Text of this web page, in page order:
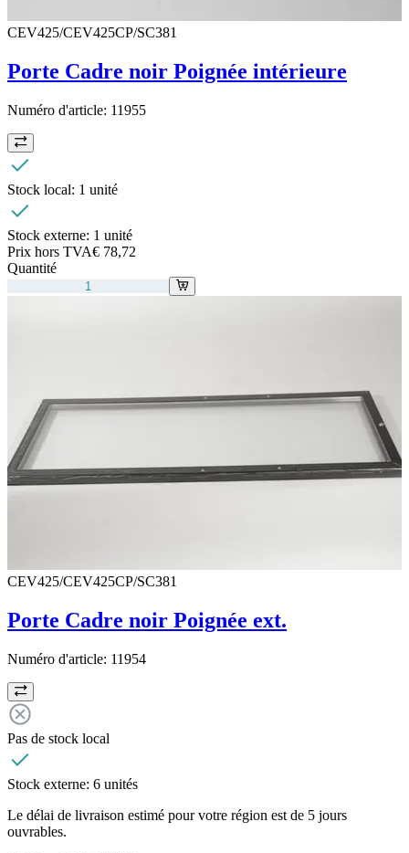
CEV425/CEV425CP/SC381
Porte Cadre noir Poignée intérieure
Numéro d'article: 11955
Stock local: 1 unité
Stock externe: 1 unité
Prix hors TVA€ 78,72
Quantité
CEV425/CEV425CP/SC381
Porte Cadre noir Poignée ext.
Numéro d'article: 11954
Pas de stock local
Stock externe: 6 unités
Le délai de livraison estimé pour votre région est de 5 jours
ouvrables.